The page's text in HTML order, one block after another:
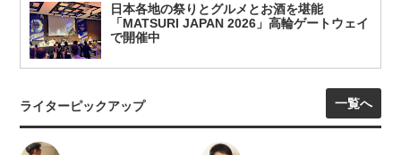
日本各地の祭りとグルメとお酒を堪能
「MATSURI JAPAN 2026」高輪ゲートウェイ
で開催中
ライターピックアップ 一覧へ